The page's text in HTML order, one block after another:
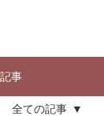
記事
全ての記事